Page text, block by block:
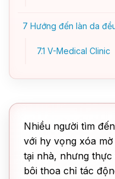
7 Hướng đến làn da
7.1 V-Medical Clinic
Nhiều người tìm
với hy vọng xóa
tại nhà, nhưng
bôi thoa chỉ tác